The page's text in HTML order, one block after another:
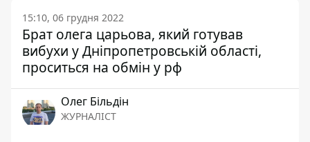
15:10, 06 грудня 2022
Брат олега царьова, який готував
вибухи у Дніпропетровській області,
проситься на обмін у рф
Олег Більдін
ЖУРНАЛІСТ